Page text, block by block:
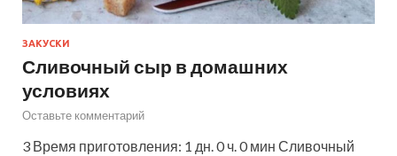
ЗАКУСКИ
Сливочный сыр в домашних
условиях
Оставьте комментарий
3 Время приготовления: 1 дн. 0 ч. 0 мин Сливочный